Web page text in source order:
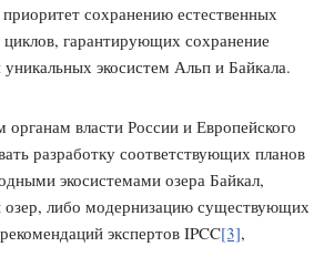
сохранению естественных
циклов, гарантирующих сохранение
уникальных экосистем Альп и Байкала.
власти России и Европейского
разработку соответствующих планов
экосистемами озера Байкал,
озер, либо модернизацию существующих
экспертов IPCC[3],